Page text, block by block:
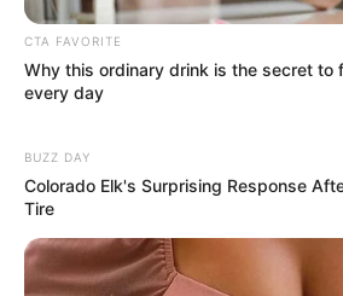
CTA FAVORITE
Why this ordinary drink is the secret to
every day
BUZZ DAY
Colorado Elk's Surprising Response
Tire